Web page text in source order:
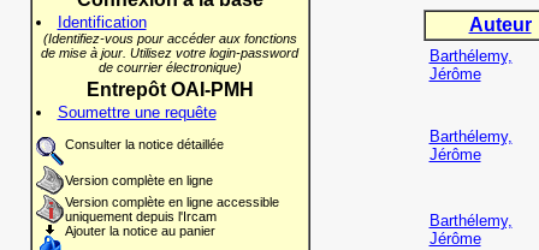
Identification
(Identifiez-vous pour accéder aux fonctions
de mise à jour. Utilisez votre login-password
de courrier électronique)
Entrepôt OAI-PMH
Soumettre une requête
Consulter la notice détaillée
Version complète en ligne
Version complète en ligne accessible
uniquement depuis l'Ircam
Ajouter la notice au panier
Auteur
Barthélemy,
Jérôme
Barthélemy,
Jérôme
Barthélemy,
Jérôme